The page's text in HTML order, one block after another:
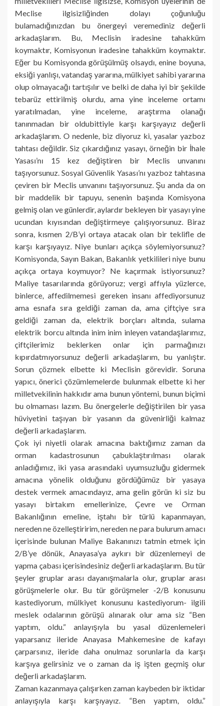
Meclise ilgisizliğinden dolayı çoğunluğu
bulamadığınızdan bu önergeyi veremediniz değerli
arkadaşlarım. Bu, Meclisin iradesine tahakküm
koymaktır, Komisyonun iradesine tahakküm koymaktır.
Eğer bu Komisyonda görüşülmüş olsaydı, enine boyuna,
eksiği yanlışı, vatandaş yararına, mülkiyet sahibi yararına
olup olmayacağı tartışılır ve belki de daha iyi bir şekilde
tebarüz ettirilmiş olurdu, ama yine inceleme ortamı
yaratılmadan, yine inceleme, araştırma olanağı
tanınmadan bir oldubittiyle karşı karşıyayız değerli
arkadaşlarım. O nedenle, biz diyoruz ki, yasalar yazboz
tahtası değildir. Siz çıkardığınız yasayı, örneğin bir İhale
Yasası’nı 15 kez değiştiren bir Meclis unvanını
taşıyorsunuz. Sosyal Güvenlik Yasası’nı yazboz tahtasına
çeviren bir Meclis unvanını taşıyorsunuz. Şu anda da on
bir maddelik bir tapuyu, senenin başında Komisyona
gelmiş olan ve günlerdir, aylardır bekleyen bir yasayı yine
ucundan kıyısından değiştirmeye çalışıyorsunuz. Biraz
sonra, kısmen 2/B’yi ortaya atacak olan bir teklifle de
karşı karşıyayız. Niye bunları açıkça söylemiyorsunuz?
Komisyonda, Sayın Bakan, Bakanlık yetkilileri niye bunu
açıkça ortaya koymuyor? Ne kaçırmak istiyorsunuz?
Maliye tasarılarında görüyoruz; vergi affıyla yüzlerce,
binlerce, affedilmemesi gereken insanı affediyorsunuz
ama esnafa sıra geldiği zaman da, ama çiftçiye sıra
geldiği zaman da, elektrik borçları altında, sulama
elektrik borcu altında inim inim inleyen vatandaşlarımız,
çiftçilerimiz beklerken onlar için parmağınızı
kıpırdatmıyorsunuz değerli arkadaşlarım, bu yanlıştır.
Sorun çözmek elbette ki Meclisin görevidir. Soruna
yapıcı, önerici çözümlemelerde bulunmak elbette ki her
milletvekilinin hakkıdır ama bunun yöntemi, bunun biçimi
bu olmaması lazım. Bu önergelerle değiştirilen bir yasa
hüviyetini taşıyan bir yasanın da güvenirliği kalmaz
değerli arkadaşlarım.
Çok iyi niyetli olarak amacına baktığımız zaman da
orman kadastrosunun çabuklaştırılması olarak
anladığımız, iki yasa arasındaki uyumsuzluğu gidermek
amacına yönelik olduğunu gördüğümüz bir yasaya
destek vermek amacındayız, ama gelin görün ki siz bu
yasayı birtakım emellerinize, Çevre ve Orman
Bakanlığının emeline, iştahı bir türlü kapanmayan,
nereden ne özelleştiririm, nereden ne para bulurum amacı
içerisinde bulunan Maliye Bakanınızı tatmin etmek için
2/B’ye dönük, Anayasa’ya aykırı bir düzenlemeyi de
yapma çabası içerisindesiniz değerli arkadaşlarım. Bu tür
şeyler gruplar arası dayanışmalarla olur, gruplar arası
görüşmelerle olur. Bu tür görüşmeler -2/B konusunu
kastediyorum, mülkiyet konusunu kastediyorum- ilgili
meslek odalarının görüşü alınarak olur ama siz “Ben
yaptım, oldu.” anlayışıyla bu yasal düzenlemeleri
yaparsanız ileride Anayasa Mahkemesine de kafayı
çarparsınız, ileride daha onulmaz sorunlarla da karşı
karşıya gelirsiniz ve o zaman da iş işten geçmiş olur
değerli arkadaşlarım.
Zaman kazanmaya çalışırken zaman kaybeden bir iktidar
anlayışıyla karşı karşıyayız. “Ben yaptım, oldu.”